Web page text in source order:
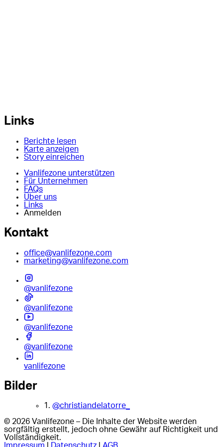
Links
Berichte lesen
Karte anzeigen
Story einreichen
Vanlifezone unterstützen
Für Unternehmen
FAQs
Über uns
Links
Anmelden
Kontakt
office@vanlifezone.com
marketing@vanlifezone.com
@vanlifezone
@vanlifezone
@vanlifezone
@vanlifezone
vanlifezone
Bilder
1. @christiandelatorre_
© 2026 Vanlifezone – Die Inhalte der Website werden
sorgfältig erstellt, jedoch ohne Gewähr auf Richtigkeit und
Vollständigkeit.